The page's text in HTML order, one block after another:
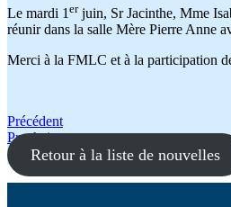
Le mardi 1 erjuin, Sr Jacinthe, Mme
réunir dans la salle Mère Pierre Anne
Merci à la FMLC et à la participation
Navigation
de
l'article
Précédent
Prochain
Retour à la liste de nouvelles